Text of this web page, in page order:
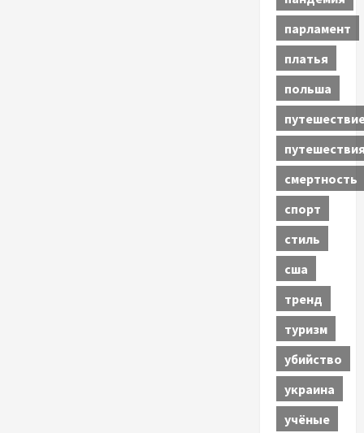
парламент
платья
польша
смертность
спорт
стиль
сша
тренд
туризм
убийство
украина
учёные